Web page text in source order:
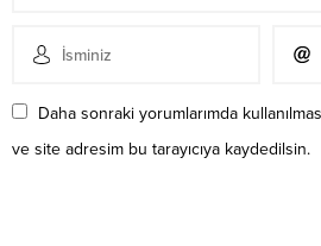
Daha sonraki yorumlarımda
ve site adresim bu tarayıcıya kaydedilsin.